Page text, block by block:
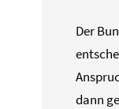
Der
dann